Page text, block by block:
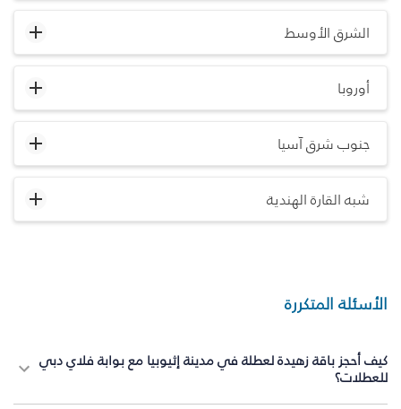
الشرق الأوسط
أوروبا
جنوب شرق آسيا
شبه القارة الهندية
الأسئلة المتكررة
كيف أحجز باقة زهيدة لعطلة في مدينة إثيوبيا مع بوابة فلاي دبي
للعطلات؟